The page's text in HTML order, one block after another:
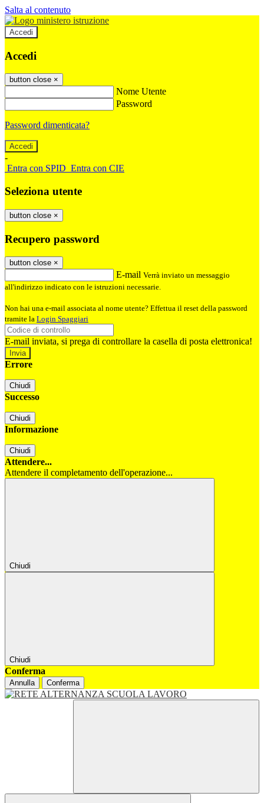
Salta al contenuto
Accedi
Accedi
button close ×
Nome Utente
Password
Password dimenticata?
-
Entra con SPID Entra con CIE
Seleziona utente
button close ×
Recupero password
button close ×
E-mail Verrà inviato un messaggio
all'indirizzo indicato con le istruzioni necessarie.
Non hai una e-mail associata al nome utente? Effettua il reset della password
tramite la Login Spaggiari
E-mail inviata, si prega di controllare la casella di posta elettronica!
Errore
Chiudi
Successo
Chiudi
Informazione
Chiudi
Attendere...
Attendere il completamento dell'operazione...
Chiudi
Chiudi
Conferma
Annulla Conferma